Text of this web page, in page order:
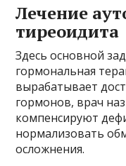
Лечение
тиреоидита
Здесь основной
гормональная
вырабатывает
гормонов, врач
компенсируют
нормализовать
осложнения.